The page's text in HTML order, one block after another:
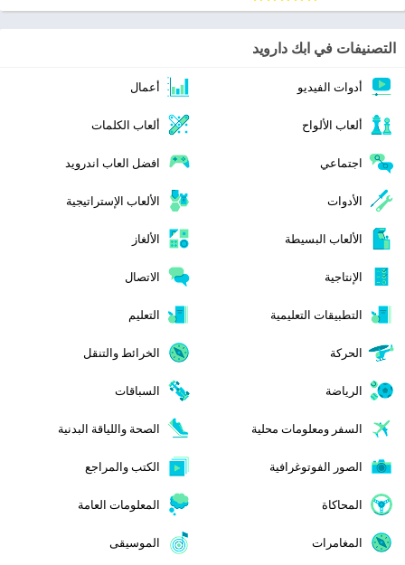
التصنيفات في ابك دارويد
أدوات الفيديو أعمال
ألعاب الألواح ألعاب الكلمات
اجتماعي افضل العاب اندرويد
الأدوات الألعاب الإستراتيجية
الألعاب البسيطة الألغاز
الإنتاجية الاتصال
التطبيقات التعليمية التعليم
الحركة الخرائط والتنقل
الرياضة السباقات
السفر ومعلومات محلية الصحة واللياقة البدنية
الصور الفوتوغرافية الكتب والمراجع
المحاكاة المعلومات العامة
المغامرات الموسيقى